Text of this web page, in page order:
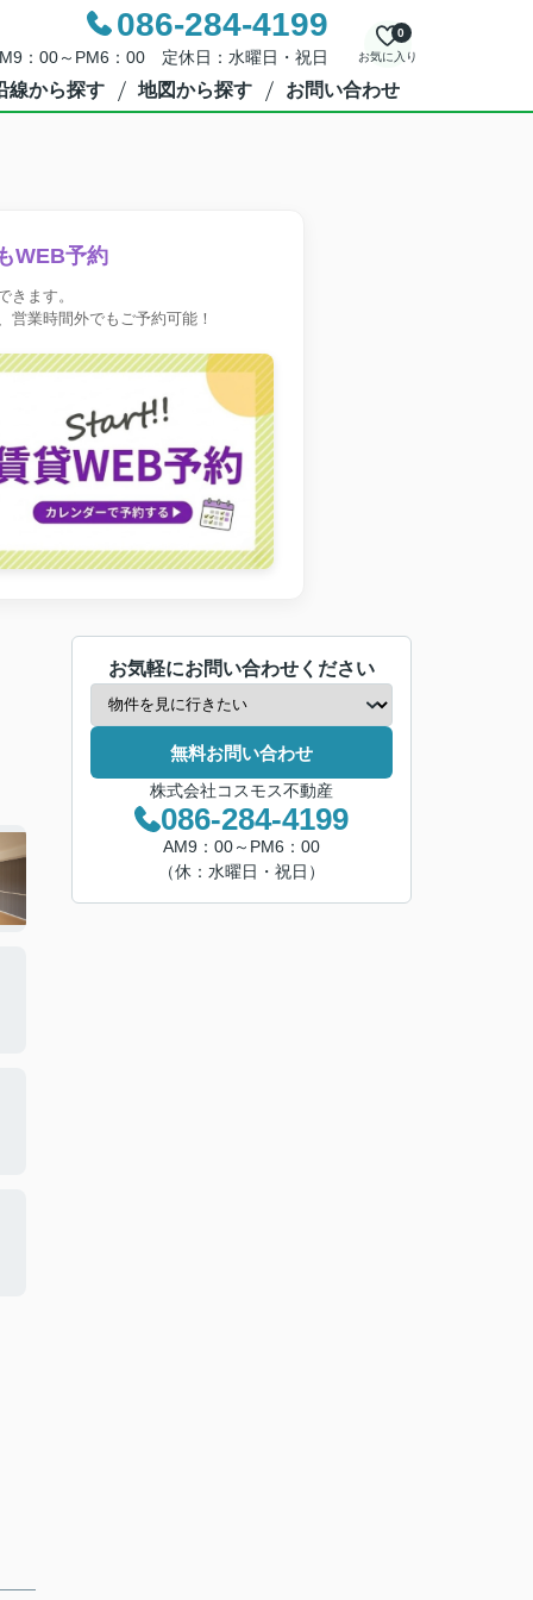
086-284-4199
：00～PM6：00 定休日：水曜日・祝日 お気に入り
0
線から探す 地図から探す お問い合わせ
WEB予約
きます。
営業時間外でもご予約可能！
お気軽にお問い合わせください
無料お問い合わせ
株式会社コスモス不動産
086-284-4199
AM9：00～PM6：00
（休：水曜日・祝日）